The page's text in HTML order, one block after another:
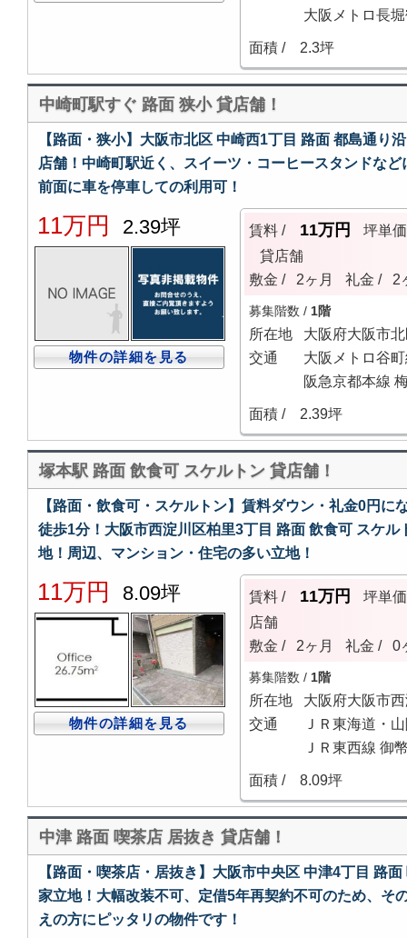
大阪メトロ長
面積 /
2.3坪
中崎町駅すぐ 路面 狭小 貸店舗！
【路面・狭小】大阪市北区 中崎西1丁目 路面 都島通り
店舗！中崎町駅近く、スイーツ・コーヒースタンドな
前面に車を停車しての利用可！
11万円 2.39坪
物件の詳細を見る
賃料 / 11万円
坪単価
貸店舗
敷金 /
2ヶ月 礼金 / 2
募集階数 / 1階
所在地
大阪府大阪市
交通
大阪メトロ谷
阪急京都本線
面積 /
2.39坪
塚本駅 路面 飲食可 スケルトン 貸店舗！
【路面・飲食可・スケルトン】賃料ダウン・礼金0円
徒歩1分！大阪市西淀川区柏里3丁目 路面 飲食可 スケ
地！周辺、マンション・住宅の多い立地！
11万円 8.09坪
物件の詳細を見る
賃料 / 11万円
坪単価
店舗
敷金 /
2ヶ月 礼金 / 0
募集階数 / 1階
所在地
大阪府大阪市
交通
ＪＲ東海道・
ＪＲ東西線 御
面積 /
8.09坪
中津 路面 喫茶店 居抜き 貸店舗！
【路面・喫茶店・居抜き】大阪市中央区 中津4丁目 路
家立地！大幅改装不可、定借5年再契約不可のため、そ
えの方にピッタリの物件です！